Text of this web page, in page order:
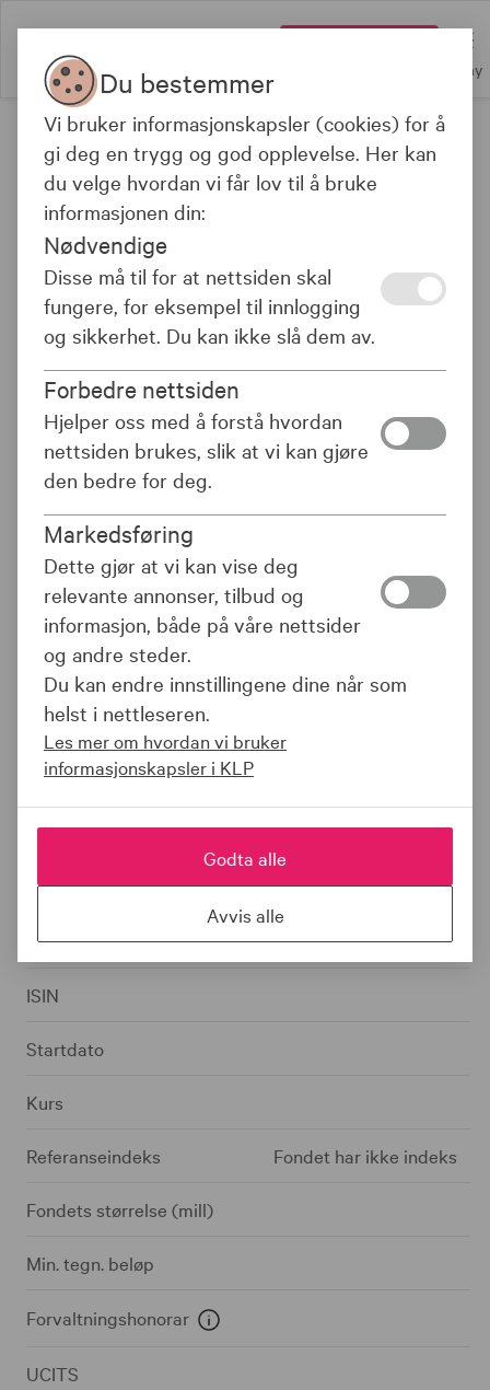
Meny
Siden inneholder markedsføring
Avkastning 3 år Risiko
-
OM FONDET
KLP AksjeNorge Indeks er et indeksnært fond som
investerer i norske aksjer og tar sikte på å oppnå en
DOKUMENTER
FONDETS UTVIKLING
Denne informasjonen finnes ikke.
FAKTA OM FONDET
Type
ISIN
Startdato
Kurs
Referanseindeks Fondet har ikke indeks
Fondets størrelse (mill)
Min. tegn. beløp
Forvaltningshonorar
UCITS
Du bestemmer
Vi bruker informasjonskapsler (cookies) for å
gi deg en trygg og god opplevelse. Her kan
du velge hvordan vi får lov til å bruke
informasjonen din:
Nødvendige
Disse må til for at nettsiden skal
fungere, for eksempel til innlogging
og sikkerhet. Du kan ikke slå dem av.
Forbedre nettsiden
Hjelper oss med å forstå hvordan
nettsiden brukes, slik at vi kan gjøre
den bedre for deg.
Markedsføring
Dette gjør at vi kan vise deg
relevante annonser, tilbud og
informasjon, både på våre nettsider
og andre steder.
Du kan endre innstillingene dine når som
helst i nettleseren.
Les mer om hvordan vi bruker
informasjonskapsler i KLP
Godta alle
Avvis alle